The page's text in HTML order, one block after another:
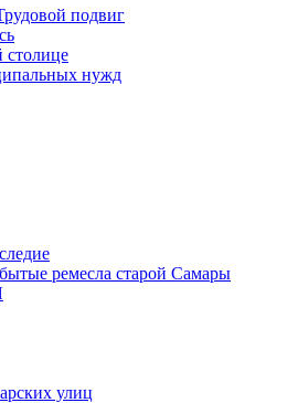
подвиг
столице
нужд
ремесла старой Самары
улиц